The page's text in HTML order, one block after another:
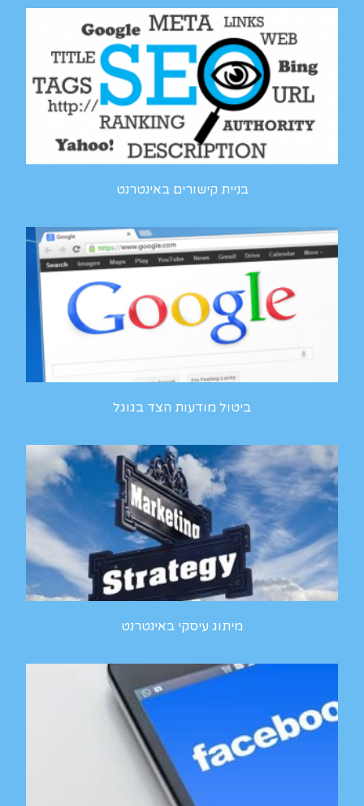
בניית קישורים באינטרנט
ביטול מודעות הצד בגוגל
מיתוג עיסקי באינטרנט